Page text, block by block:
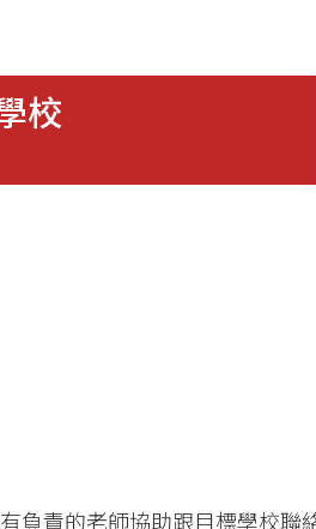
校
負責的老師協助跟目標學校聯